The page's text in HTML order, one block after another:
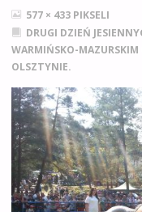
PEŁNY
ROZMIAR
577 × 433 PIKSELI
DRUGI DZIEŃ
WARMIŃSKO-
OLSZTYNIE.